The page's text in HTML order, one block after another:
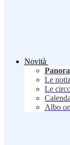
Novità
Le
Le
Albo